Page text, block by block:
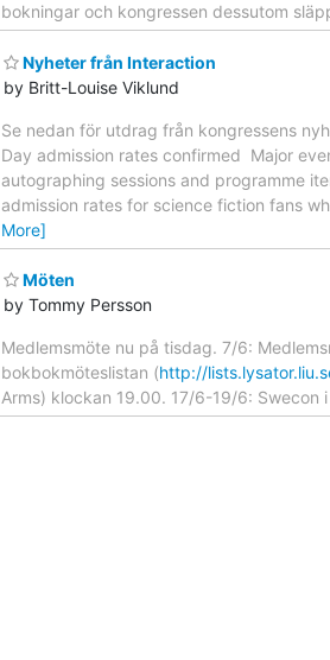
bokningar och kongressen dessutom
Nyheter från Interaction
by Britt-Louise Viklund
Se nedan för utdrag från kongressens
Day admission rates confirmed  Major
autographing sessions and programme
admission rates for science fiction fans
More]
Möten
by Tommy Persson
Medlemsmöte nu på tisdag. 7/6:
bokbokmöteslistan (http://
Arms) klockan 19.00. 17/6-19/6: Swecon